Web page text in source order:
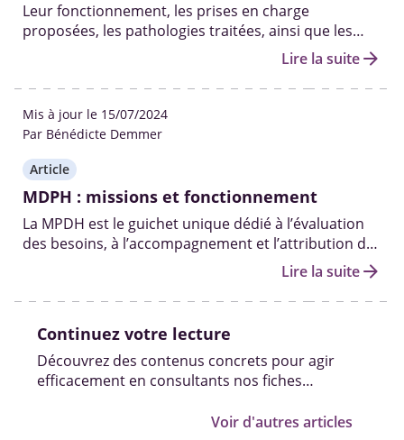
Leur fonctionnement, les prises en charge
proposées, les pathologies traitées, ainsi que les
Lire la suitearrow_forward
Mis à jour le 15/07/2024
Par Bénédicte Demmer
Article
MDPH : missions et fonctionnement
La MPDH est le guichet unique dédié à l’évaluation
des besoins, à l’accompagnement et l’attribution des
aides et droits aux personnes handicapées.Lire la suitearrow_forward
Continuez votre lecture
Découvrez des contenus concrets pour agir
efficacement en consultants nos fiches
Voir d'autres articles